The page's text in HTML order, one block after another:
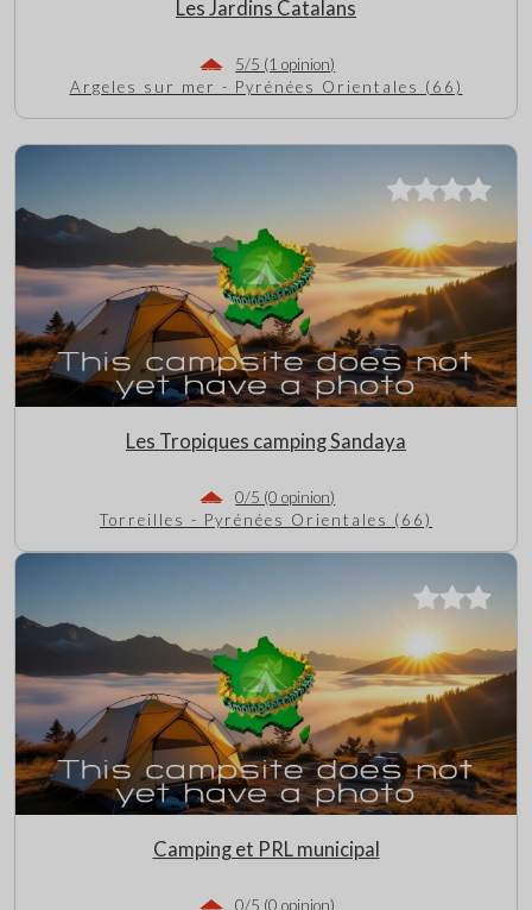
Les Jardins Catalans
5/5 (1 opinion)
Argeles sur mer - Pyrénées Orientales (66)
Les Tropiques camping Sandaya
0/5 (0 opinion)
Torreilles - Pyrénées Orientales (66)
Camping et PRL municipal
0/5 (0 opinion)